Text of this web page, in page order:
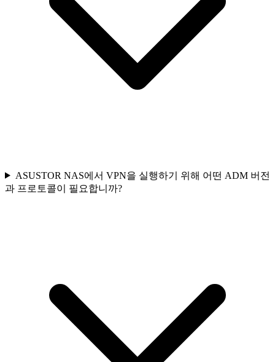
ASUSTOR NAS에서 VPN을 실행하기 위해 어떤 ADM 버전
과 프로토콜이 필요합니까?